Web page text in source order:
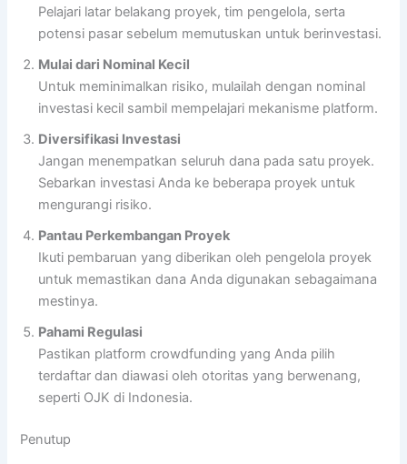
Pelajari latar belakang proyek, tim pengelola, serta
potensi pasar sebelum memutuskan untuk berinvestasi.
Mulai dari Nominal Kecil
Untuk meminimalkan risiko, mulailah dengan nominal
investasi kecil sambil mempelajari mekanisme platform.
Diversifikasi Investasi
Jangan menempatkan seluruh dana pada satu proyek.
Sebarkan investasi Anda ke beberapa proyek untuk
mengurangi risiko.
Pantau Perkembangan Proyek
Ikuti pembaruan yang diberikan oleh pengelola proyek
untuk memastikan dana Anda digunakan sebagaimana
mestinya.
Pahami Regulasi
Pastikan platform crowdfunding yang Anda pilih
terdaftar dan diawasi oleh otoritas yang berwenang,
seperti OJK di Indonesia.
Penutup